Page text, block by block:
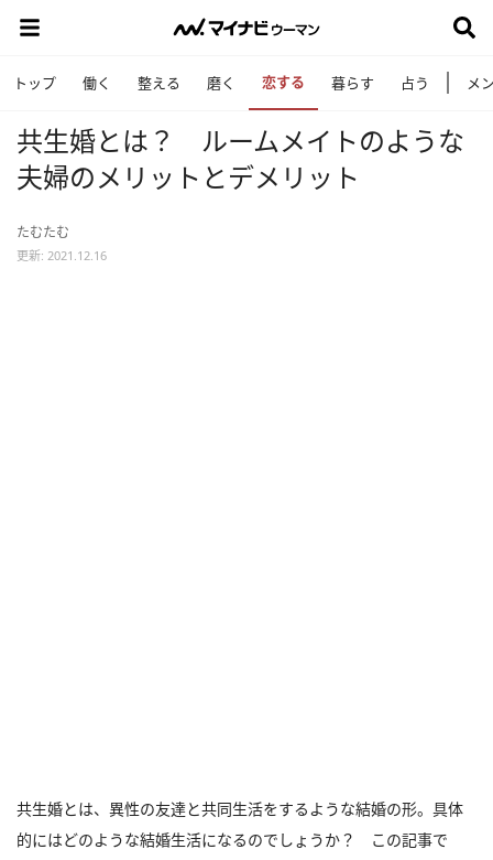
トップ 働く 整える 磨く 恋する 暮らす 占う メ
共生婚とは？ ルームメイトのような
夫婦のメリットとデメリット
たむたむ
更新: 2021.12.16
共生婚とは、異性の友達と共同生活をするような結婚の形。具体
的にはどのような結婚生活になるのでしょうか？ この記事で